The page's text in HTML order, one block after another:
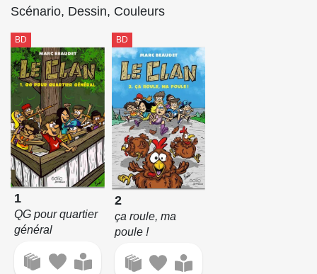
Scénario, Dessin, Couleurs
BD
1
QG pour quartier
général
BD
2
ça roule, ma
poule !